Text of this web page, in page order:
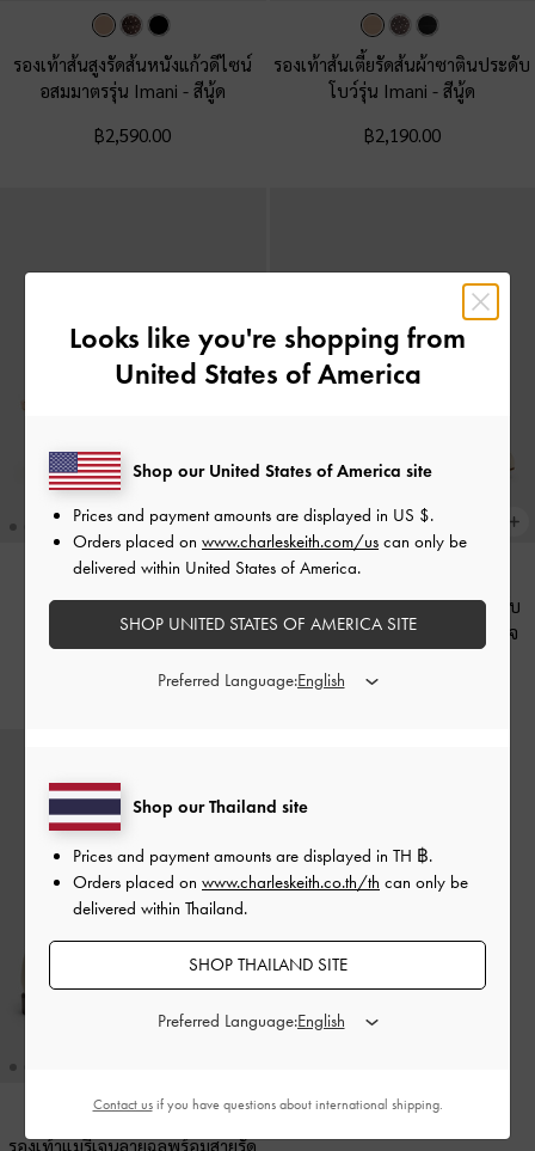
รองเท้าส้นสูงรัดส้นหนังแก้วดีไซน์
อสมมาตรรุ่น Imani-สีนู้ด
฿2,590.00
รองเท้าส้นเตี้ยรัดส้นผ้าซาตินประดับ
โบว์รุ่น Imani - สีนู้ด
฿2,190.00
รองเท้าส้นสูงรัดส้นหนังแก้วรุ่น
Kaleen-สีนู้ด
฿2,590.00
รองเท้าปิดส้นทรงแมรี่เจนประดับ
ดีเทลโบว์กุหลาบรุ่น Kelis
สีเบจ
฿2,590.00
รองเท้าแมรี่เจนลายฉลุพร้อมสายรัด
Looks like you're shopping from
United States of America
Shop our Thailand site
Prices and payment amounts are displayed in TH ฿.
Orders placed on www.charleskeith.co.th/th can only be
delivered within Thailand.
SHOP THAILAND SITE
Preferred Language:
Shop our United States of America site
Prices and payment amounts are displayed in US $.
Orders placed on www.charleskeith.com/us can only be
delivered within United States of America.
SHOP UNITED STATES OF AMERICA SITE
Preferred Language:
Contact usif you have questions about international shipping.